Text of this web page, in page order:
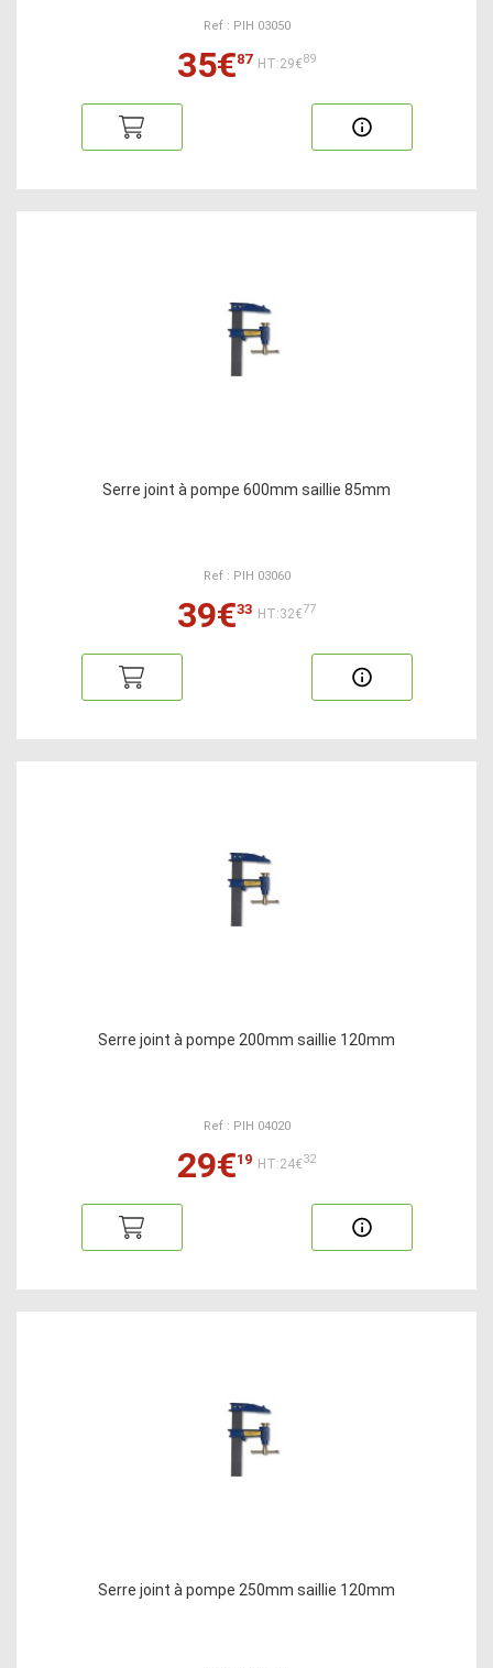
Ref : PIH 03050
35€87 HT:29€89
Serre joint à pompe 600mm saillie 85mm
Ref : PIH 03060
39€33 HT:32€77
Serre joint à pompe 200mm saillie 120mm
Ref : PIH 04020
29€19 HT:24€32
Serre joint à pompe 250mm saillie 120mm